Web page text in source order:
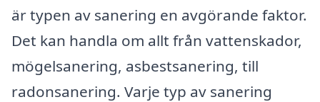
är typen av sanering en avgörande faktor.
Det kan handla om allt från vattenskador,
mögelsanering, asbestsanering, till
radonsanering. Varje typ av sanering